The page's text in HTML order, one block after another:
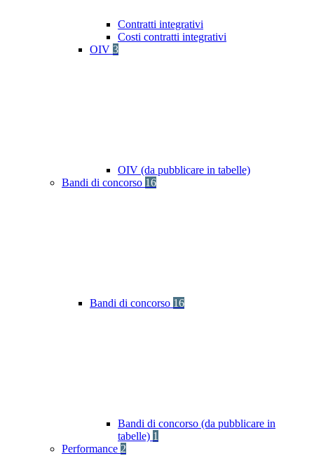
Contratti integrativi
Costi contratti integrativi
OIV 3
OIV (da pubblicare in tabelle)
Bandi di concorso 16
Bandi di concorso 16
Bandi di concorso (da pubblicare in
tabelle) 1
Performance 2